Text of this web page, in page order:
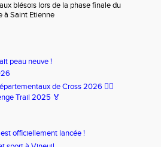
blésois lors de la phase finale du
à Saint Etienne
peau neuve !
de Cross 2026 🏃‍♀️
Trail 2025 🏅
officiellement lancée !